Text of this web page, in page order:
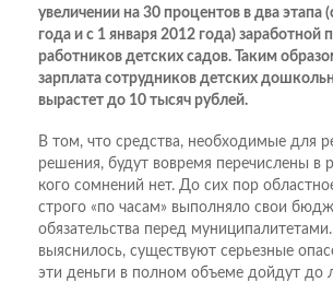
увеличении на 30 процентов в два этапа
года и с 1 января 2012 года) заработной
работников детских садов. Таким
зарплата сотрудников детских
вырастет до 10 тысяч рублей.
В том, что средства, необходимые для
решения, будут вовремя перечислены в
кого сомнений нет. До сих пор
строго «по часам» выполняло свои
обязательства перед
выяснилось, существуют серьезные
эти деньги в полном объеме дойдут до